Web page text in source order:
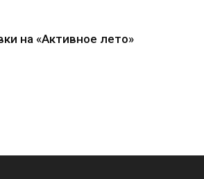
на «Активное лето»